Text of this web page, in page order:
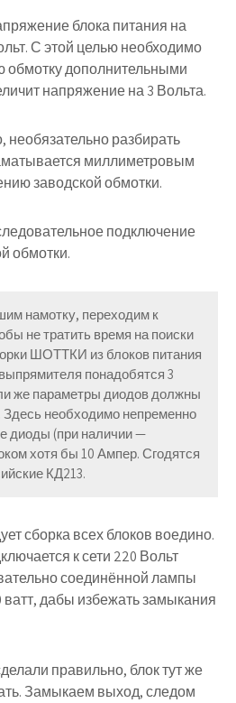
блока питания на
С этой целью необходимо
обмотку дополнительными
напряжение на 3 Вольта.
необязательно разбирать
миллиметровым
заводской обмотки.
подключение
обмотки.
намотку, переходим к
не тратить время на поиски
ШОТТКИ из блоков питания
понадобятся 3
же параметры диодов должны
Здесь необходимо непременно
диоды (при наличии —
хотя бы 10 Ампер. Сгодятся
КД213.
сборка всех блоков воедино.
к сети 220 Вольт
соединённой лампы
ватт, дабы избежать замыкания
правильно, блок тут же
Замыкаем выход, следом